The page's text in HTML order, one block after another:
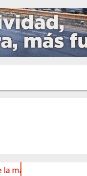
de Ushuaia”